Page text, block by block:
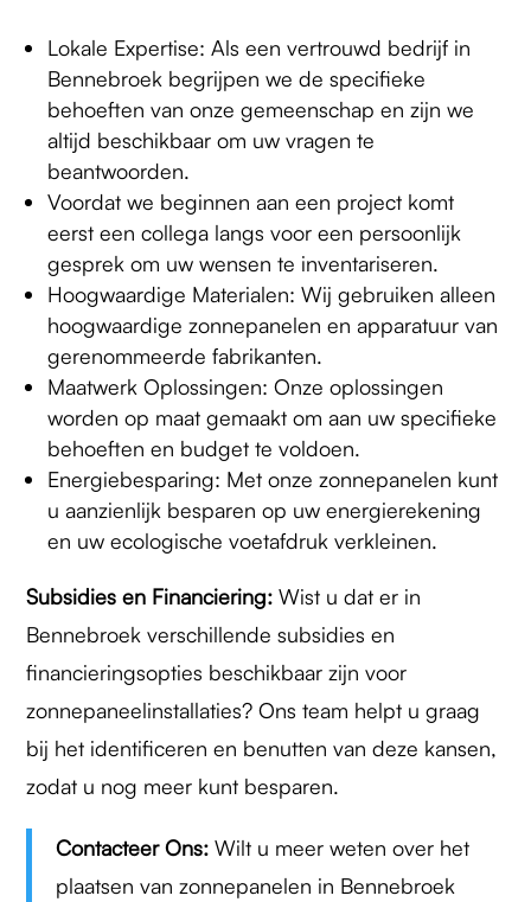
Lokale Expertise: Als een vertrouwd bedrijf in
Bennebroek begrijpen we de specifieke
behoeften van onze gemeenschap en zijn we
altijd beschikbaar om uw vragen te
beantwoorden.
Voordat we beginnen aan een project komt
eerst een collega langs voor een persoonlijk
gesprek om uw wensen te inventariseren.
Hoogwaardige Materialen: Wij gebruiken alleen
hoogwaardige zonnepanelen en apparatuur van
gerenommeerde fabrikanten.
Maatwerk Oplossingen: Onze oplossingen
worden op maat gemaakt om aan uw specifieke
behoeften en budget te voldoen.
Energiebesparing: Met onze zonnepanelen kunt
u aanzienlijk besparen op uw energierekening
en uw ecologische voetafdruk verkleinen.
Subsidies en Financiering: Wist u dat er in
Bennebroek verschillende subsidies en
financieringsopties beschikbaar zijn voor
zonnepaneelinstallaties? Ons team helpt u graag
bij het identificeren en benutten van deze kansen,
zodat u nog meer kunt besparen.
Contacteer Ons: Wilt u meer weten over het
plaatsen van zonnepanelen in Bennebroek